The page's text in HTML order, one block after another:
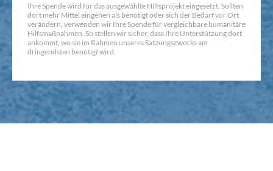
Ihre Spende wird für das ausgewählte Hilfsprojekt eingesetzt. Sollten
dort mehr Mittel eingehen als benötigt oder sich der Bedarf vor Ort
verändern, verwenden wir Ihre Spende für vergleichbare humanitäre
Hilfsmaßnahmen. So stellen wir sicher, dass Ihre Unterstützung dort
ankommt, wo sie im Rahmen unseres Satzungszwecks am
dringendsten benötigt wird.